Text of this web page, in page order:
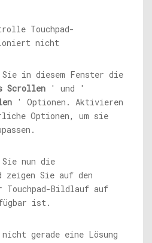
in diesem Fenster die
Scrollen ' und '
' Optionen. Aktivieren
Optionen, um sie
Sie nun die
zeigen Sie auf den
Touchpad-Bildlauf auf
ist.
gerade eine Lösung